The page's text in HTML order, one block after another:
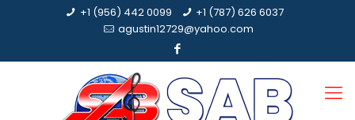
+1 (956) 442 0099
+1 (787) 626 6037
agustin12729@yahoo.com